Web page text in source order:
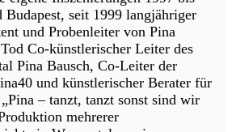
seit 1999 langjähriger
und Probenleiter von Pina
Co-künstlerischer Leiter des
Pina Bausch, Co-Leiter der
und künstlerischer Berater für
– tanzt, tanzt sonst sind wir
mehrerer